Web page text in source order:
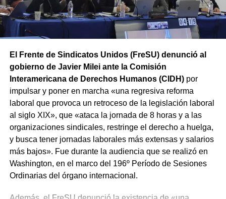
El Frente de Sindicatos Unidos (FreSU) denunció al
gobierno de Javier Milei ante la Comisión
Interamericana de Derechos Humanos (CIDH)por
impulsar y poner en marcha «una regresiva reforma
laboral que provoca un retroceso de la legislación laboral
al siglo XIX», que «ataca la jornada de 8 horas y a las
organizaciones sindicales, restringe el derecho a huelga,
y busca tener jornadas laborales más extensas y salarios
más bajos». Fue durante la audiencia que se realizó en
Washington, en el marco del 196º Período de Sesiones
Ordinarias del órgano internacional.